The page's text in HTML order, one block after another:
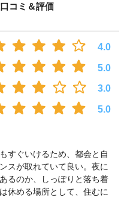
コミ＆評価
4.0
5.0
3.0
5.0
すぐいけるため、都会と自
スが取れていて良い。夜に
るのか、しっぽりと落ち着
休める場所として、住むに